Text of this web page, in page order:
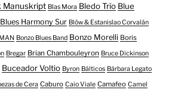
Manuskript Blas Mora Bledo Trío Blue
Blues Harmony Sur Blöw & Estanislao Corvalán
Bonzo Blues Band Bonzo Morelli Boris
Bregar Brian Chambouleyron Bruce Dickinson
Buceador Voltio Byron Bálticos Bárbara Legato
de Cera Caburo Caio Viale Camafeo Camel